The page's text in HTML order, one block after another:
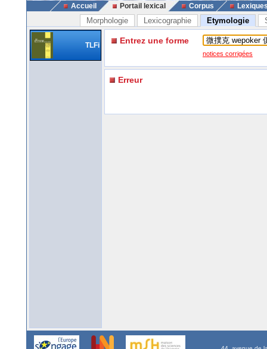
Accueil Portail lexical Corpus
Morphologie Lexicographie Etymologie
TLFi Entrez une forme
notices corrigées
Erreur